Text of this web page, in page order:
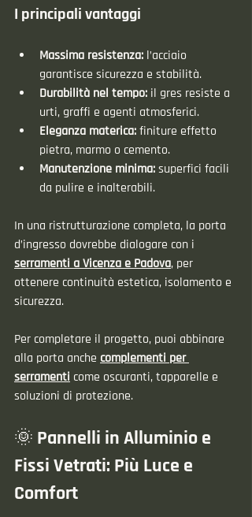
I principali vantaggi
Massima resistenza: l’acciaio
garantisce sicurezza e stabilità.
Durabilità nel tempo: il gres resiste a
urti, graffi e agenti atmosferici.
Eleganza materica: finiture effetto
pietra, marmo o cemento.
Manutenzione minima: superfici facili
da pulire e inalterabili.
In una ristrutturazione completa, la porta
d’ingresso dovrebbe dialogare con i
serramenti a Vicenza e Padova, per
ottenere continuità estetica, isolamento e
sicurezza.
Per completare il progetto, puoi abbinare
alla porta anche complementi per
serramenti come oscuranti, tapparelle e
soluzioni di protezione.
🌞 Pannelli in Alluminio e
Fissi Vetrati: Più Luce e
Comfort